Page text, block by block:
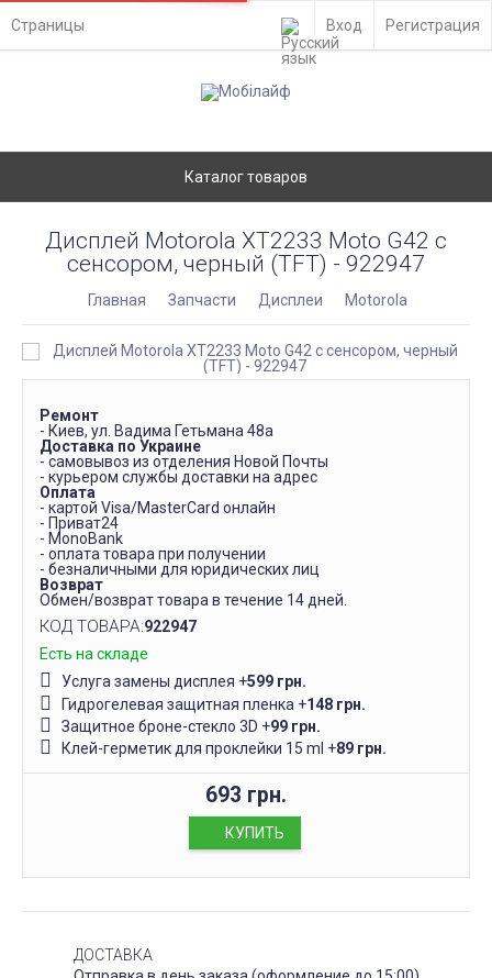
Страницы Вход Регистрация
Каталог товаров
Дисплей Motorola XT2233 Moto G42 с
сенсором, черный (TFT) - 922947
Главная Запчасти Дисплеи Motorola
Ремонт
- Киев, ул. Вадима Гетьмана 48а
Доставка по Украине
- самовывоз из отделения Новой Почты
- курьером службы доставки на адрес
Оплата
- картой Visa/MasterCard онлайн
- Приват24
- MonoBank
- оплата товара при получении
- безналичными для юридических лиц
Возврат
Обмен/возврат товара в течение 14 дней.
КОД ТОВАРА:922947
Есть на складе
Услуга замены дисплея +599 грн.
Гидрогелевая защитная пленка +148 грн.
Защитное броне-стекло 3D +99 грн.
Клей-герметик для проклейки 15 ml +89 грн.
693 грн.
КУПИТЬ
ДОСТАВКА